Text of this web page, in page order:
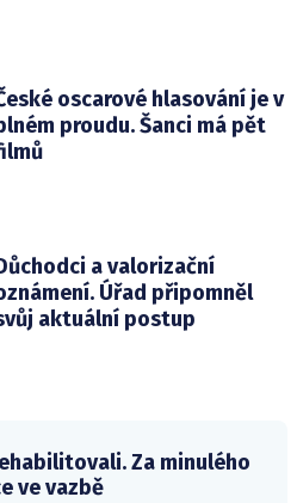
oscarové hlasování je v
proudu. Šanci má pět
a valorizační
Úřad připomněl
aktuální postup
Za minulého
ve vazbě